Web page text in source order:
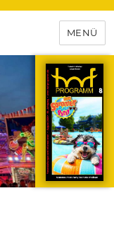
MENÜ